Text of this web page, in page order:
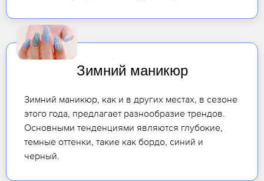
Зимний маникюр
Зимний маникюр, как и в других местах, в сезоне
этого года, предлагает разнообразие трендов.
Основными тенденциями являются глубокие,
темные оттенки, такие как бордо, синий и
черный.